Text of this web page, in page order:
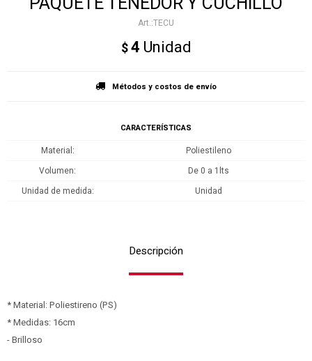
TECU
$4 Unidad
Métodos y costos de envío
CARACTERÍSTICAS
Material
Poliestileno
Volumen
De 0 a 1lts
Unidad de medida
Unidad
Descripción
* Material: Poliestireno (PS)
* Medidas: 16cm
- Brilloso